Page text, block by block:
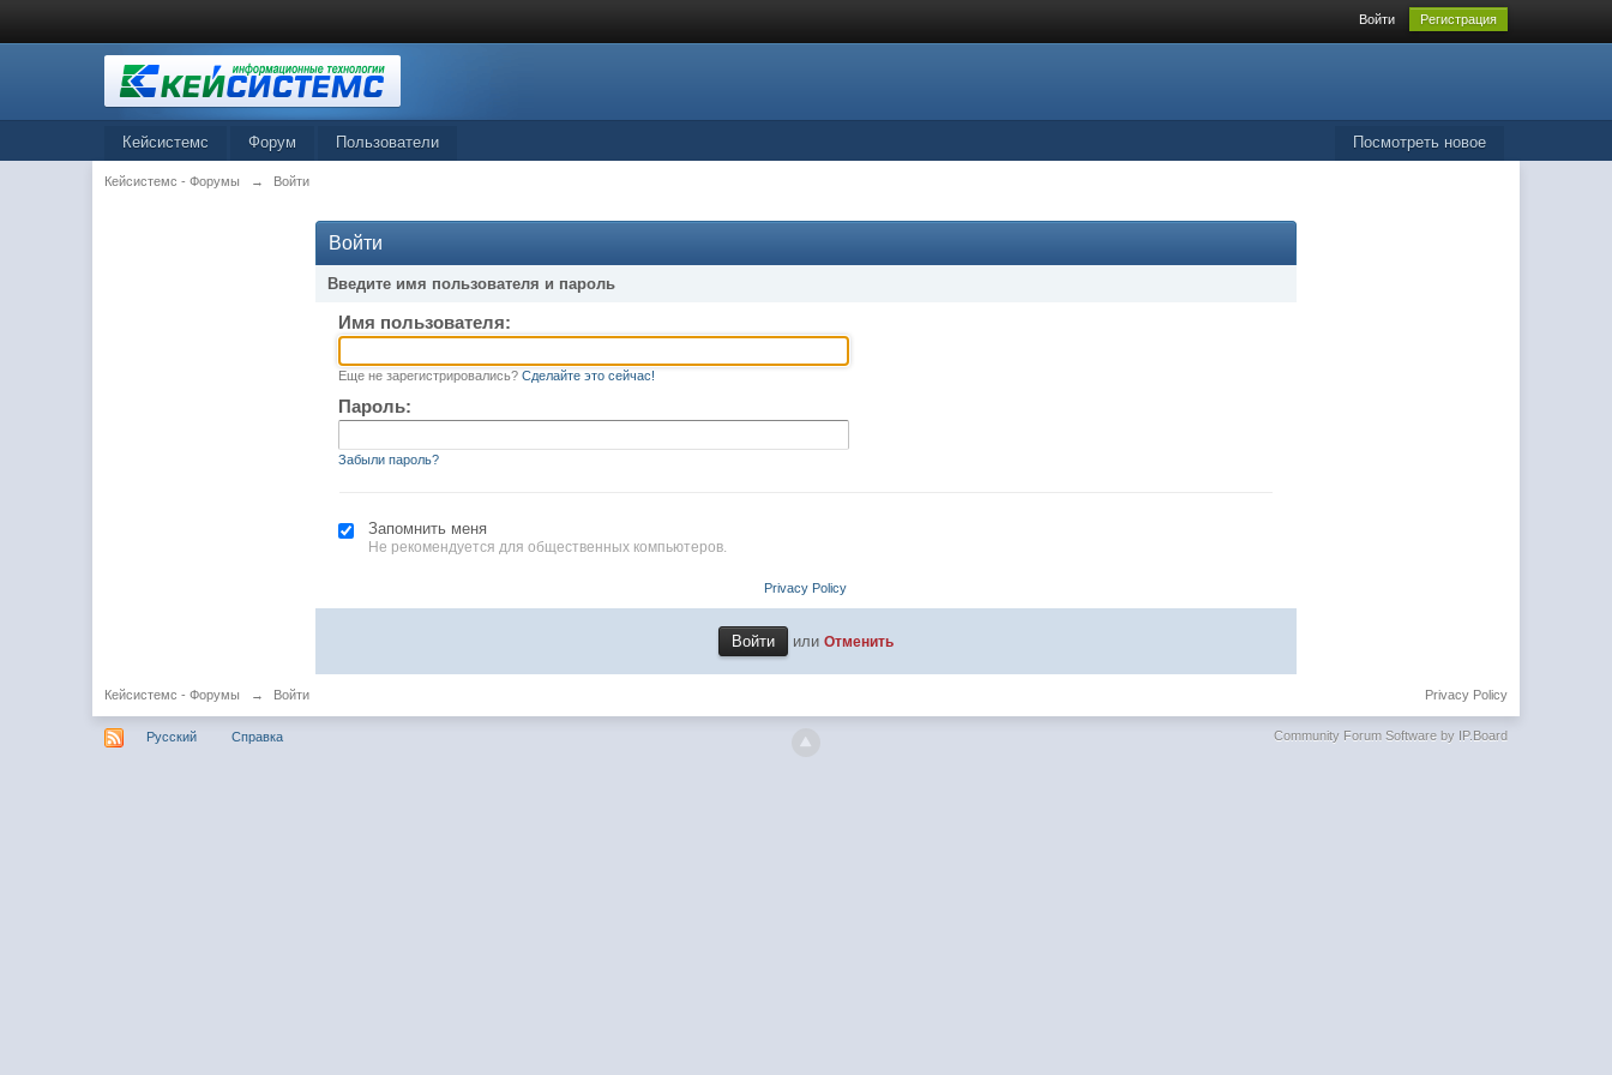
Войти Регистрация
Посмотреть новое
Кейсистемс Форум Пользователи
Кейсистемс - Форумы → Войти
Войти
Введите имя пользователя и пароль
Имя пользователя:
Еще не зарегистрировались? Сделайте это сейчас!
Пароль:
Забыли пароль?
Запомнить меня
Не рекомендуется для общественных компьютеров.
Privacy Policy
или Отменить
Кейсистемс - Форумы → Войти Privacy Policy
Русский Справка Community Forum Software by IP.Board